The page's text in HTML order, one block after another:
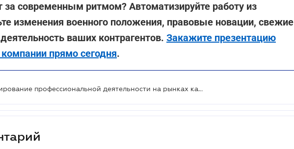
за современным ритмом? Автоматизируйте работу из
изменения военного положения, правовые новации, свежие
ваших контрагентов. Закажите презентацию
прямо сегодня.
Лицензирование профессиональной деятельности на рынках капитала: НКЦБФР установила дополнительные ограничения